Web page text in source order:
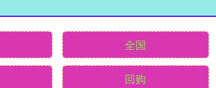
全国
回购